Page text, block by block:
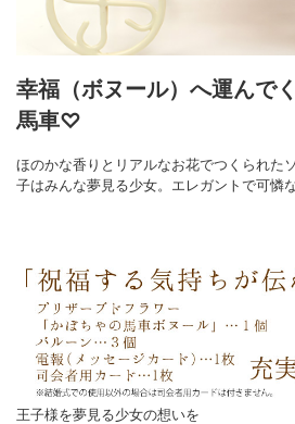
幸福（ボヌール）へ運んで
馬車♡
ほのかな香りとリアルなお花でつくられた
子はみんな夢見る少女。エレガントで可憐
王子様を夢見る少女の想いを